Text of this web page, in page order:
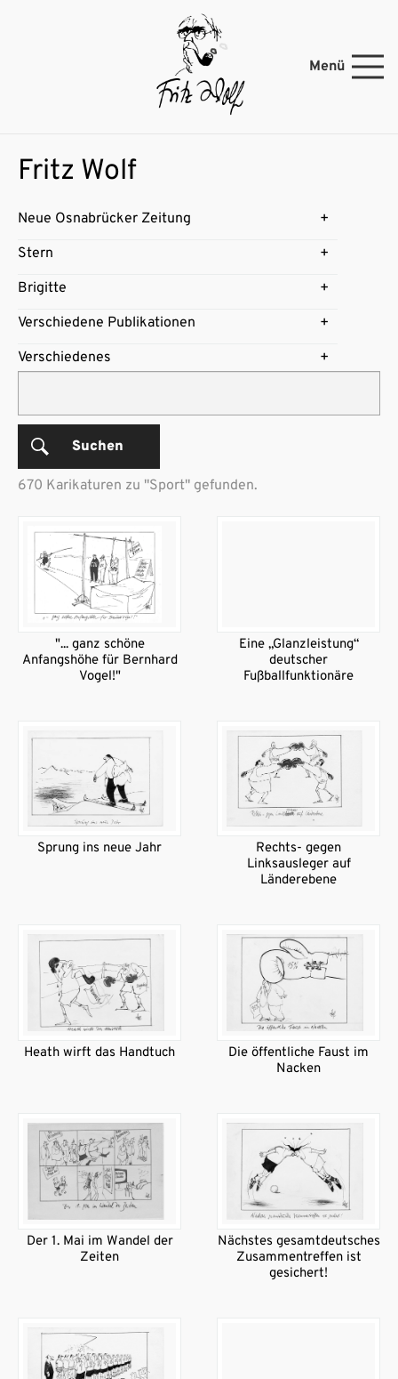
Menü
Fritz Wolf
Neue Osnabrücker Zeitung
Stern
Brigitte
Verschiedene Publikationen
Verschiedenes
Suchen
670 Karikaturen zu "Sport" gefunden.
"... ganz schöne
Anfangshöhe für Bernhard
Vogel!"
Eine „Glanzleistung“
deutscher
Fußballfunktionäre
Sprung ins neue Jahr
Rechts- gegen
Linksausleger auf
Länderebene
Heath wirft das Handtuch
Die öffentliche Faust im
Nacken
Der 1. Mai im Wandel der
Zeiten
Nächstes gesamtdeutsches
Zusammentreffen ist
gesichert!